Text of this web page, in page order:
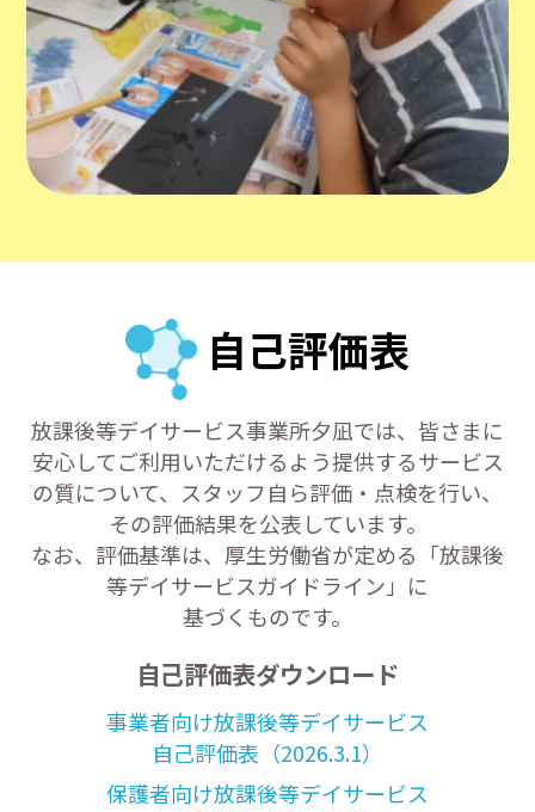
自己評価表
放課後等デイサービス事業所夕凪では、皆さまに
安心してご利用いただけるよう提供するサービス
の質について、スタッフ自ら評価・点検を行い、
その評価結果を公表しています。
なお、評価基準は、厚生労働省が定める「放課後
等デイサービスガイドライン」に
基づくものです。
自己評価表ダウンロード
事業者向け放課後等デイサービス
自己評価表（2026.3.1）
保護者向け放課後等デイサービス